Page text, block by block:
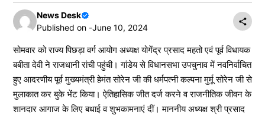
News Desk
Published on -June 10, 2024
सोमवार को राज्य पिछड़ा वर्ग आयोग अध्यक्ष योगेंद्र प्रसाद महतो एवं पूर्व विधायक
बबीता देवी ने राजधानी रांची पहुंची। गांडेय से विधानसभा उपचुनाव में नवनिर्वाचित
हुए आदरणीय पूर्व मुख्यमंत्री हेमंत सोरेन जी की धर्मपत्नी कल्पना मुर्मू सोरेन जी से
मुलाकात कर बुके भेंट किया। ऐतिहासिक जीत दर्ज करने व राजनीतिक जीवन के
शानदार आगाज के लिए बधाई व शुभकामनाएं दीं। माननीय अध्यक्ष श्री प्रसाद